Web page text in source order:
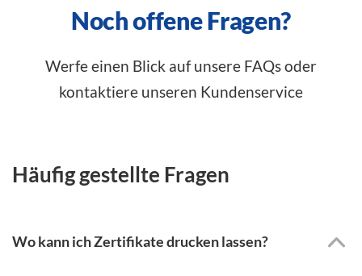
Noch offene Fragen?
Werfe einen Blick auf unsere FAQs oder
kontaktiere unseren Kundenservice
Häufig gestellte Fragen
Wo kann ich Zertifikate drucken lassen?